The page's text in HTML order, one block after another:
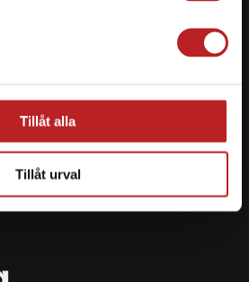
Tillåt alla
Tillåt urval
Falun
betalsätt. Dina köp är alltid